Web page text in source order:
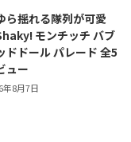
ら揺れる隊列が可愛
モンチッチ バブ
ドドール パレード 全5
ュー
年8月7日